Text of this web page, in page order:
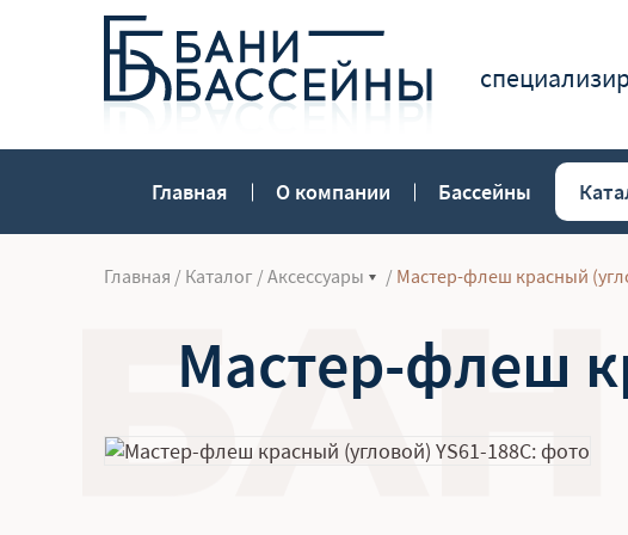
Главная О компании Бассейны
Главная / Каталог /Аксессуары / Мастер-флеш красный
Мастер-флеш